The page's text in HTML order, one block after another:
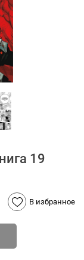
19
В избранное